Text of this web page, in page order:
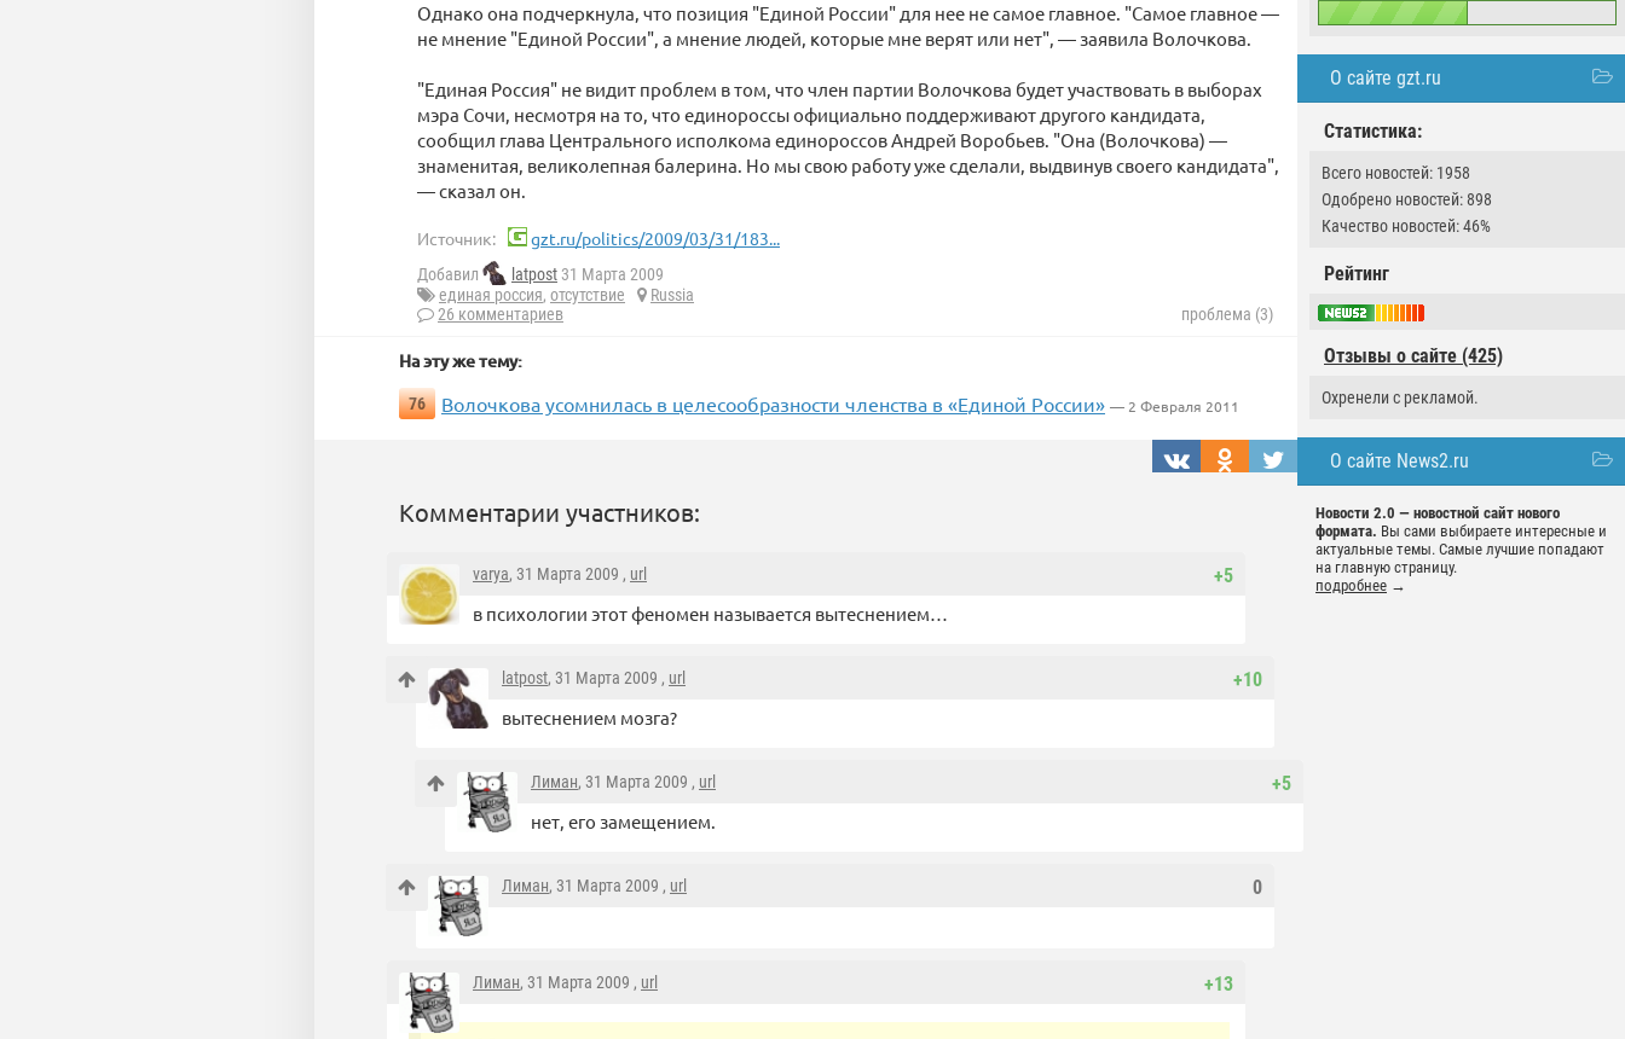
О сайте gzt.ru
Статистика:
Всего новостей: 1958
Одобрено новостей: 898
Качество новостей: 46%
Рейтинг
Отзывы о сайте (425)
Охренели с рекламой.
О сайте News2.ru
Новости 2.0 — новостной сайт нового
формата. Вы сами выбираете интересные и
актуальные темы. Самые лучшие попадают
на главную страницу.
подробнее →
Однако она подчеркнула, что позиция "Единой России" для нее не самое главное. "Самое главное —
не мнение "Единой России", а мнение людей, которые мне верят или нет", — заявила Волочкова.
"Единая Россия" не видит проблем в том, что член партии Волочкова будет участвовать в выборах
мэра Сочи, несмотря на то, что единороссы официально поддерживают другого кандидата,
сообщил глава Центрального исполкома единороссов Андрей Воробьев. "Она (Волочкова) —
знаменитая, великолепная балерина. Но мы свою работу уже сделали, выдвинув своего кандидата",
— сказал он.
Источник: gzt.ru/politics/2009/03/31/183...
Добавил latpost 31 Марта 2009
единая россия, отсутствие
Russia
26 комментариев
проблема (3)
На эту же тему:
76 Волочкова усомнилась в целесообразности членства в «Единой России» — 2 Февраля 2011
Комментарии участников:
+5
varya, 31 Марта 2009 , url
в психологии этот феномен называется вытеснением…
+10
latpost, 31 Марта 2009 , url
вытеснением мозга?
+5
Лиман, 31 Марта 2009 , url
нет, его замещением.
0
Лиман, 31 Марта 2009 , url
+13
Лиман, 31 Марта 2009 , url